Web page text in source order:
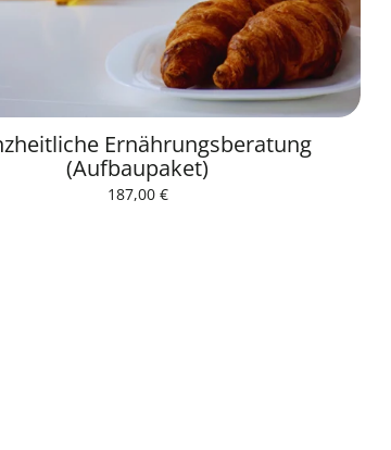
Ernährungsberatung
(Aufbaupaket)
Normaler
187,00 €